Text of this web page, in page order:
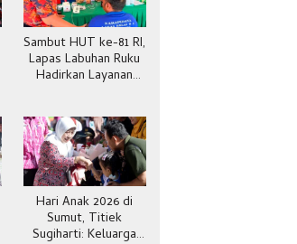
Sambut HUT ke-81 RI,
Lapas Labuhan Ruku
Hadirkan Layanan
Hari Anak 2026 di
Sumut, Titiek
Sugiharti: Keluarga